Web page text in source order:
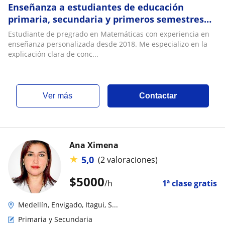
Enseñanza a estudiantes de educación
primaria, secundaria y primeros semestres
universitarios en matemática y física
Estudiante de pregrado en Matemáticas con experiencia en
enseñanza personalizada desde 2018. Me especializo en la
explicación clara de conc...
ver más Contactar
$5000/h 1ª clase gratis
Ana Ximena
★ 5,0 (2 valoraciones)
Medellín, Envigado, Itagui, S...
Primaria y Secundaria